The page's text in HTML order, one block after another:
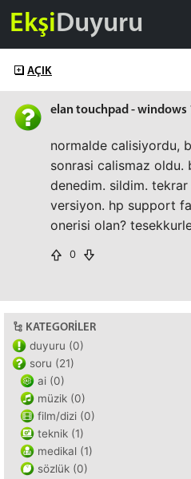
EkşiDuyuru
AÇIK
elan touchpad - windows
normalde calisiyordu,
sonrasi calismaz
denedim. sildim.
versiyon. hp support
onerisi olan?
0
KATEGORILER
duyuru (0)
soru (21)
ai (0)
müzik (0)
film/dizi (0)
teknik (1)
medikal (1)
sözlük (0)